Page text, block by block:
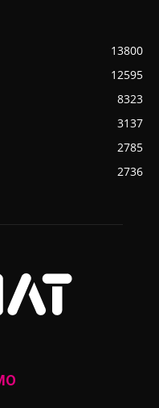
13800
12595
8323
3137
2785
2736